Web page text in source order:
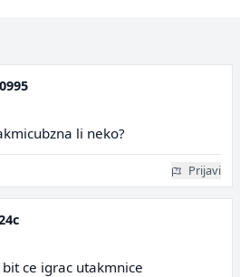
li neko?
Prijavi
ce igrac utakmnice